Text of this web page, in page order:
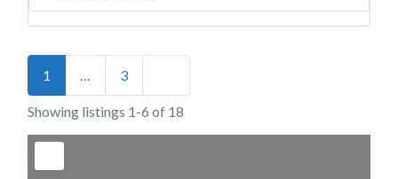
Posts navigation
1 3
Showing listings 1-6 of 18